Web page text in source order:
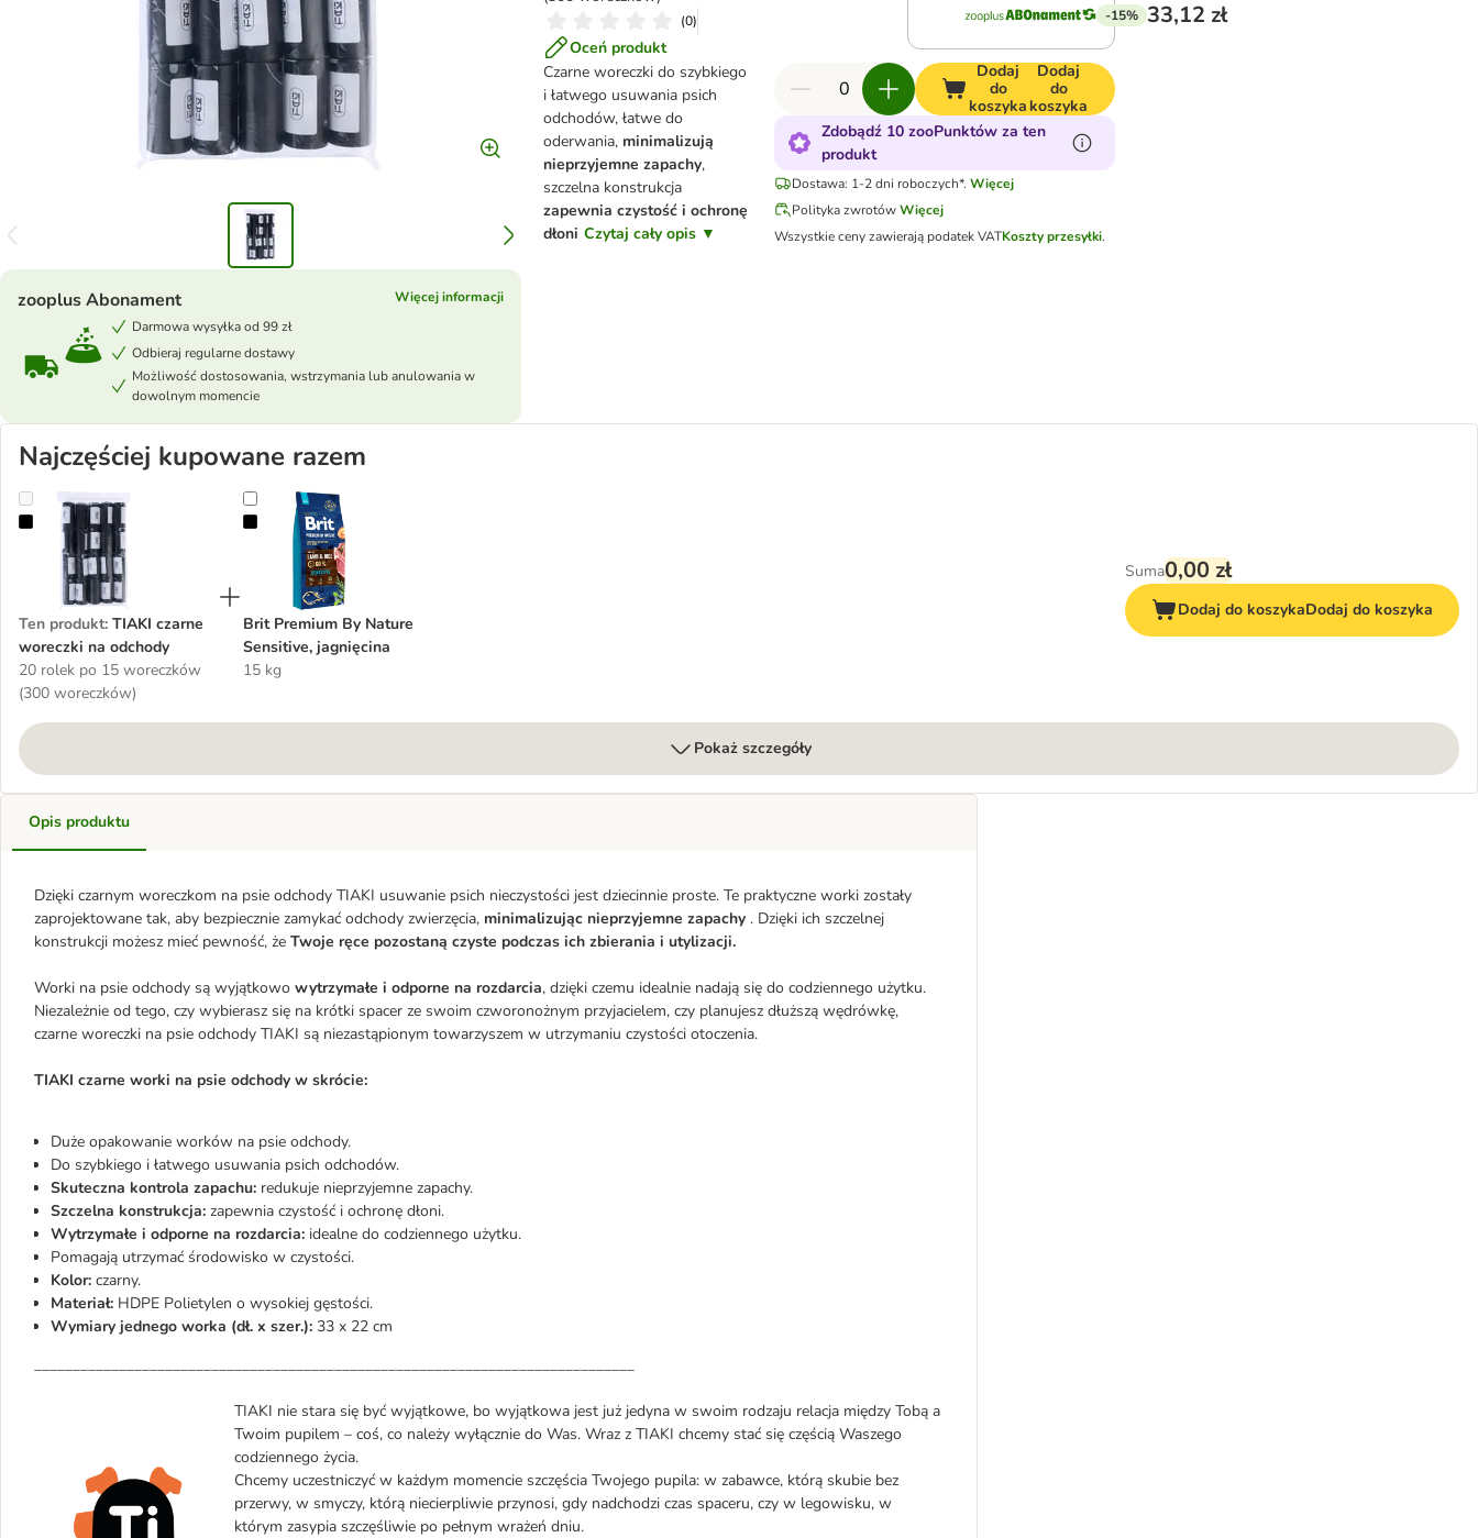
(0)
Oceń produkt
Czarne woreczki do szybkiego
i łatwego usuwania psich
odchodów, łatwe do
oderwania, minimalizują
nieprzyjemne zapachy,
szczelna konstrukcja
zapewnia czystość i ochronę
dłoni Czytaj cały opis ▼
zooplus Abonament
Więcej informacji
Darmowa wysyłka od 99 zł
Odbieraj regularne dostawy
Możliwość dostosowania, wstrzymania lub anulowania w
dowolnym momencie
-15% 33,12 zł
Dodaj
do
koszyka
Dodaj
do
koszyka
Zdobądź 10 zooPunktów za ten
produkt
Dostawa: 1-2 dni roboczych*. Więcej
Polityka zwrotów Więcej
Wszystkie ceny zawierają podatek VATKoszty przesyłki.
Najczęściej kupowane razem
TIAKI czarne woreczki na odchody
Ten produkt: TIAKI czarne
woreczki na odchody
20 rolek po 15 woreczków
(300 woreczków)
Brit Premium By Nature Sensitive, jagnięcina
Brit Premium By Nature
Sensitive, jagnięcina
15 kg
Suma0,00 zł
Dodaj do koszykaDodaj do koszyka
Pokaż szczegóły
Opis produktu
Dzięki czarnym woreczkom na psie odchody TIAKI usuwanie psich nieczystości jest dziecinnie proste. Te praktyczne worki zostały
zaprojektowane tak, aby bezpiecznie zamykać odchody zwierzęcia, minimalizując nieprzyjemne zapachy . Dzięki ich szczelnej
konstrukcji możesz mieć pewność, że Twoje ręce pozostaną czyste podczas ich zbierania i utylizacji.
Worki na psie odchody są wyjątkowo wytrzymałe i odporne na rozdarcia, dzięki czemu idealnie nadają się do codziennego użytku.
Niezależnie od tego, czy wybierasz się na krótki spacer ze swoim czworonożnym przyjacielem, czy planujesz dłuższą wędrówkę,
czarne woreczki na psie odchody TIAKI są niezastąpionym towarzyszem w utrzymaniu czystości otoczenia.
TIAKI czarne worki na psie odchody w skrócie:
Duże opakowanie worków na psie odchody.
Do szybkiego i łatwego usuwania psich odchodów.
Skuteczna kontrola zapachu: redukuje nieprzyjemne zapachy.
Szczelna konstrukcja: zapewnia czystość i ochronę dłoni.
Wytrzymałe i odporne na rozdarcia: idealne do codziennego użytku.
Pomagają utrzymać środowisko w czystości.
Kolor: czarny.
Materiał: HDPE Polietylen o wysokiej gęstości.
Wymiary jednego worka (dł. x szer.): 33 x 22 cm
______________________________________________________________________________
TIAKI nie stara się być wyjątkowe, bo wyjątkowa jest już jedyna w swoim rodzaju relacja między Tobą a
Twoim pupilem – coś, co należy wyłącznie do Was. Wraz z TIAKI chcemy stać się częścią Waszego
codziennego życia.
Chcemy uczestniczyć w każdym momencie szczęścia Twojego pupila: w zabawce, którą skubie bez
przerwy, w smyczy, którą niecierpliwie przynosi, gdy nadchodzi czas spaceru, czy w legowisku, w
którym zasypia szczęśliwie po pełnym wrażeń dniu.